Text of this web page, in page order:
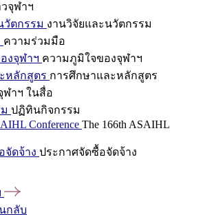
จุฬาฯ
วัตกรรม งานวิจัยและนวัตกรรม
ความร่วมมือ
งจุฬาฯ ความภูมิใจของจุฬาฯ
หลักสูตร การศึกษาและหลักสูตร
ฬาฯ ในสื่อ
ปฏิทินกิจกรรม
Conference The 166th ASAIHL
จัดจ้าง ประกาศจัดซื้อจัดจ้าง
กลับ